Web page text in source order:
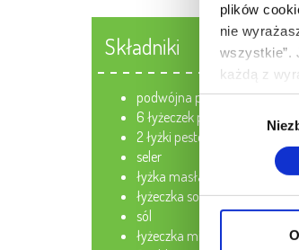
plików
nie
wszystkie”.
każdą z
cookie we
Twoich
W
przez nas i
Wybór
zgody
Składniki
podwójna pierś drobiowa
6 łyżeczek pesto
2 łyżki pestek dyni
seler
łyżka masła
łyżeczka soku z granatu
sól
łyżeczka miodu